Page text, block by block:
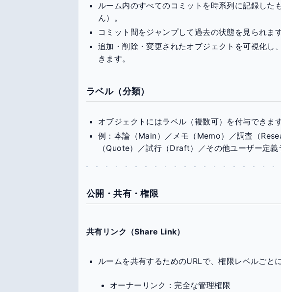
ルーム内のすべてのコミットを時系列に記録した
ん）。
コミット間をジャンプして過去の状態を見られます
追加・削除・変更されたオブジェクトを可視化し
きます。
ラベル（分類）
オブジェクトにはラベル（複数可）を付与できます
例：本論（Main）／メモ（Memo）／調査（
（Quote）／試行（Draft）／その他ユーザー定義
公開・共有・権限
共有リンク（Share Link）
ルームを共有するためのURLで、権限レベルごと
オーナーリンク：完全な管理権限